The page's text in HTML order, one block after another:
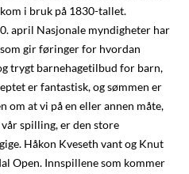
i bruk på 1830-tallet.
april Nasjonale myndigheter har
gir føringer for hvordan
trygt barnehagetilbud for barn,
er fantastisk, og sømmen er
om at vi på en eller annen måte,
spilling, er den store
Håkon Kveseth vant og Knut
Open. Innspillene som kommer